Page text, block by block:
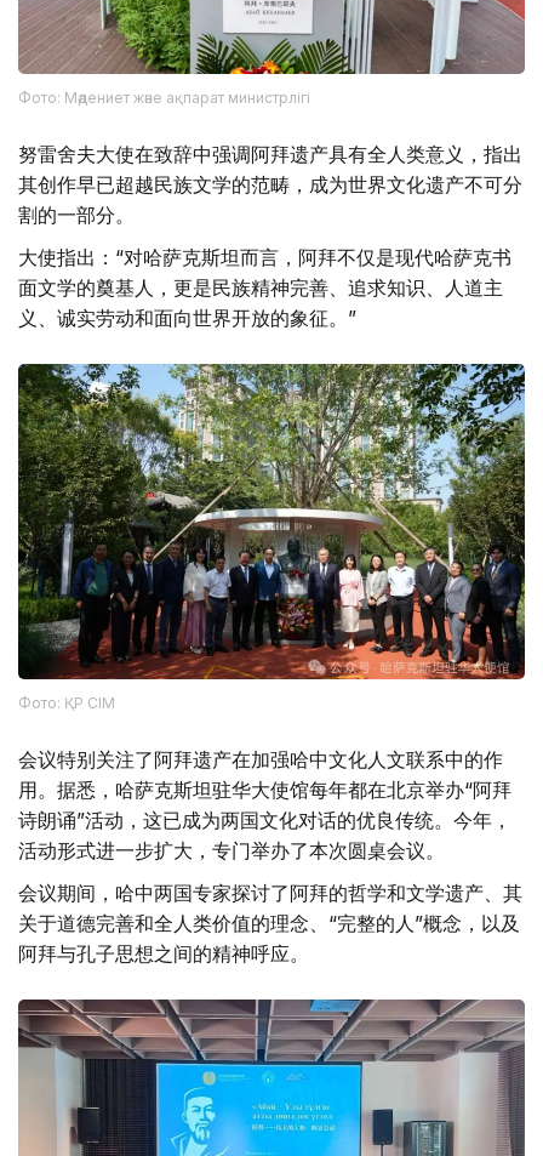
Фото: Мәдениет және ақпарат министрлігі
努雷舍夫大使在致辞中强调阿拜遗产具有全人类意义，指出
其创作早已超越民族文学的范畴，成为世界文化遗产不可分
割的一部分。
大使指出：“对哈萨克斯坦而言，阿拜不仅是现代哈萨克书
面文学的奠基人，更是民族精神完善、追求知识、人道主
义、诚实劳动和面向世界开放的象征。”
Фото: ҚР СІМ
会议特别关注了阿拜遗产在加强哈中文化人文联系中的作
用。据悉，哈萨克斯坦驻华大使馆每年都在北京举办“阿拜
诗朗诵”活动，这已成为两国文化对话的优良传统。今年，
活动形式进一步扩大，专门举办了本次圆桌会议。
会议期间，哈中两国专家探讨了阿拜的哲学和文学遗产、其
关于道德完善和全人类价值的理念、“完整的人”概念，以及
阿拜与孔子思想之间的精神呼应。